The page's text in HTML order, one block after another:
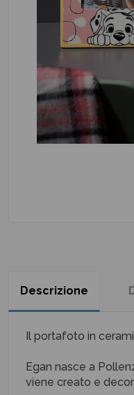
Descrizione
Il portafoto in
Egan nasce a
viene creato e